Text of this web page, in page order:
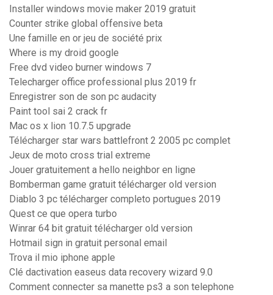
Installer windows movie maker 2019 gratuit
Counter strike global offensive beta
Une famille en or jeu de société prix
Where is my droid google
Free dvd video burner windows 7
Telecharger office professional plus 2019 fr
Enregistrer son de son pc audacity
Paint tool sai 2 crack fr
Mac os x lion 10.7.5 upgrade
Télécharger star wars battlefront 2 2005 pc complet
Jeux de moto cross trial extreme
Jouer gratuitement a hello neighbor en ligne
Bomberman game gratuit télécharger old version
Diablo 3 pc télécharger completo portugues 2019
Quest ce que opera turbo
Winrar 64 bit gratuit télécharger old version
Hotmail sign in gratuit personal email
Trova il mio iphone apple
Clé dactivation easeus data recovery wizard 9.0
Comment connecter sa manette ps3 a son telephone